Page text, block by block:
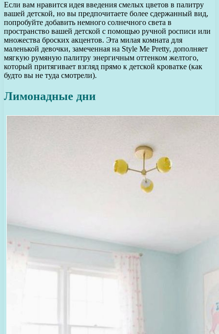
Если вам нравится идея введения смелых цветов в палитру
вашей детской, но вы предпочитаете более сдержанный вид,
попробуйте добавить немного солнечного света в
пространство вашей детской с помощью ручной росписи или
множества броских акцентов. Эта милая комната для
маленькой девочки, замеченная на Style Me Pretty, дополняет
мягкую румяную палитру энергичным оттенком желтого,
который притягивает взгляд прямо к детской кроватке (как
будто вы не туда смотрели).
Лимонадные дни